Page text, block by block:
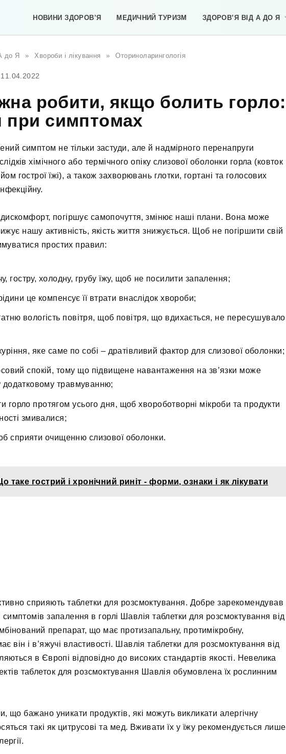
НОВИНИ ЗДОРОВ’Я МЕДИЧНИЙ ТУРИЗМ ЗДОРОВ’Я ВІД А ДО Я
до Я » Хвороби і лікування » Оториноларингологія
11.04.2022
робити, якщо болить горло:
при симптомах
симптом не тільки застуди, але й надмірного перенапруги
хімічного або термічного опіку слизової оболонки горла (ковток
гострої їжі), а також захворювань глотки, гортані та голосових
дискомфорт, погіршує самопочуття, змінює наші плани. Вона може
нашу активність, якість життя знижується. Щоб не погіршити свій
простих правил:
гостру, холодну, грубу їжу, щоб не посилити запалення;
це компенсує її втрати внаслідок хвороби;
вологість повітря, щоб повітря, що вдихається, не пересушувало
яке саме по собі – дратівливий фактор для слизової оболонки;
спокій, тому що підвищене навантаження на зв’язки може
додатковому травмуванню;
горло протягом усього дня, щоб хвороботворні мікроби та продукти
змивалися;
сприяти очищенню слизової оболонки.
таке гострий і хронічний риніт - форми, ознаки і як лікувати
сприяють таблетки для розсмоктування. Добре зарекомендував
запалення в горлі Шавлія таблетки для розсмоктування від
препарат, що має протизапальну, протимікробну,
він і в’яжучі властивості. Шавлія таблетки для розсмоктування від
в Європі відповідно до високих стандартів якості. Невелика
таблеток для розсмоктування Шавлія обумовлена їх рослинним
що бажано уникати продуктів, які можуть викликати алергічну
такі як цитрусові та мед. Вживати їх у їжу рекомендується лише